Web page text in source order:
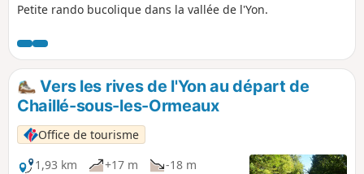
Petite rando bucolique dans la vallée de l'Yon.
Vers les rives de l'Yon au départ de
Chaillé-sous-les-Ormeaux
Office de tourisme
1,93 km
+17 m
-18 m